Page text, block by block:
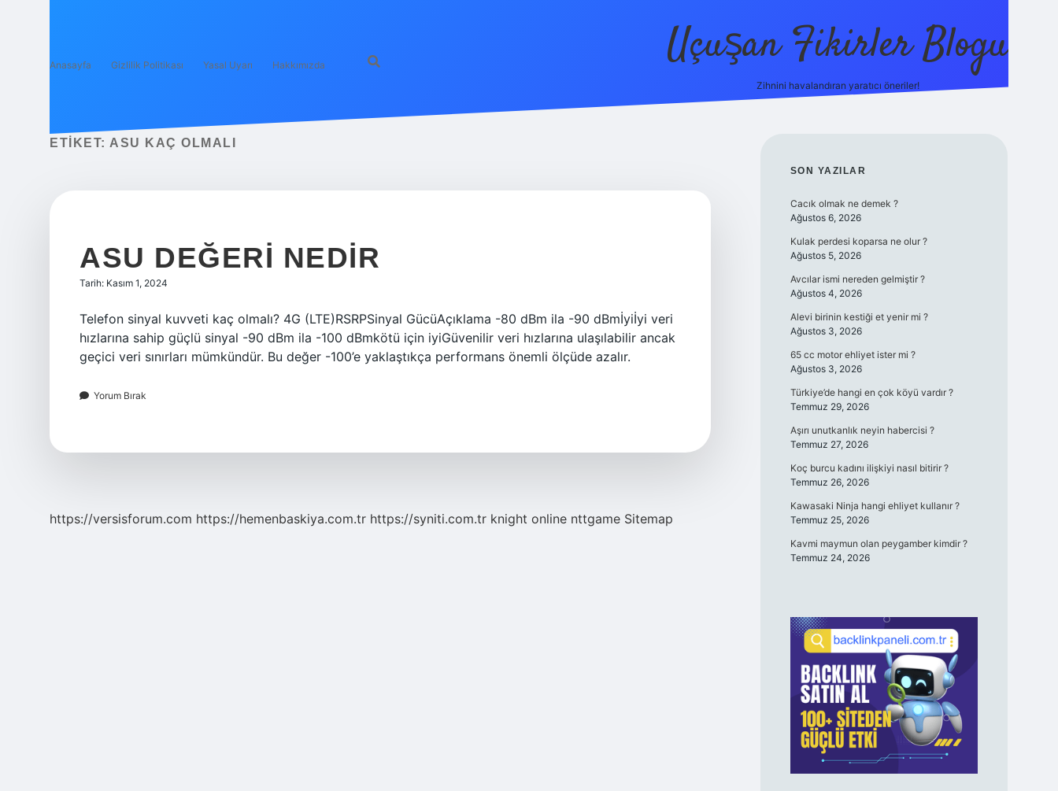
Anasayfa Gizlilik Politikası Yasal Uyarı Hakkımızda Uçuşan Fikirler Blogu
Zihnini havalandıran yaratıcı öneriler!
ETIKET: ASU KAÇ OLMALI
ASU DEĞERI NEDIR
Tarih: Kasım 1, 2024
Telefon sinyal kuvveti kaç olmalı? 4G (LTE)RSRPSinyal GücüAçıklama -80 dBm ila -90 dBmİyiİyi veri
hızlarına sahip güçlü sinyal -90 dBm ila -100 dBmkötü için iyiGüvenilir veri hızlarına ulaşılabilir ancak
geçici veri sınırları mümkündür. Bu değer -100’e yaklaştıkça performans önemli ölçüde azalır.
Yorum Bırak
https://versisforum.com https://hemenbaskiya.com.tr https://syniti.com.tr knight online nttgame Sitemap
SIDEBAR
SON YAZILAR
Cacık olmak ne demek ?
Ağustos 6, 2026
Kulak perdesi koparsa ne olur ?
Ağustos 5, 2026
Avcılar ismi nereden gelmiştir ?
Ağustos 4, 2026
Alevi birinin kestiği et yenir mi ?
Ağustos 3, 2026
65 cc motor ehliyet ister mi ?
Ağustos 3, 2026
Türkiye’de hangi en çok köyü vardır ?
Temmuz 29, 2026
Aşırı unutkanlık neyin habercisi ?
Temmuz 27, 2026
Koç burcu kadını ilişkiyi nasıl bitirir ?
Temmuz 26, 2026
Kawasaki Ninja hangi ehliyet kullanır ?
Temmuz 25, 2026
Kavmi maymun olan peygamber kimdir ?
Temmuz 24, 2026